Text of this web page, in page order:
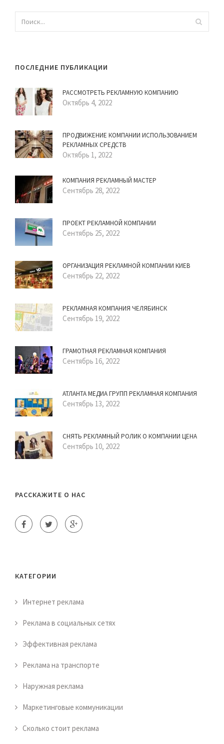
ПОСЛЕДНИЕ ПУБЛИКАЦИИ
РАССМОТРЕТЬ РЕКЛАМНУЮ КОМПАНИЮ
Октябрь 4, 2022
ПРОДВИЖЕНИЕ КОМПАНИИ ИСПОЛЬЗОВАНИЕМ
РЕКЛАМНЫХ СРЕДСТВ
Октябрь 1, 2022
КОМПАНИЯ РЕКЛАМНЫЙ МАСТЕР
Сентябрь 28, 2022
ПРОЕКТ РЕКЛАМНОЙ КОМПАНИИ
Сентябрь 25, 2022
ОРГАНИЗАЦИЯ РЕКЛАМНОЙ КОМПАНИИ КИЕВ
Сентябрь 22, 2022
РЕКЛАМНАЯ КОМПАНИЯ ЧЕЛЯБИНСК
Сентябрь 19, 2022
ГРАМОТНАЯ РЕКЛАМНАЯ КОМПАНИЯ
Сентябрь 16, 2022
АТЛАНТА МЕДИА ГРУПП РЕКЛАМНАЯ КОМПАНИЯ
Сентябрь 13, 2022
СНЯТЬ РЕКЛАМНЫЙ РОЛИК О КОМПАНИИ ЦЕНА
Сентябрь 10, 2022
РАССКАЖИТЕ О НАС
КАТЕГОРИИ
Интернет реклама
Реклама в социальных сетях
Эффективная реклама
Реклама на транспорте
Наружная реклама
Маркетинговые коммуникации
Сколько стоит реклама